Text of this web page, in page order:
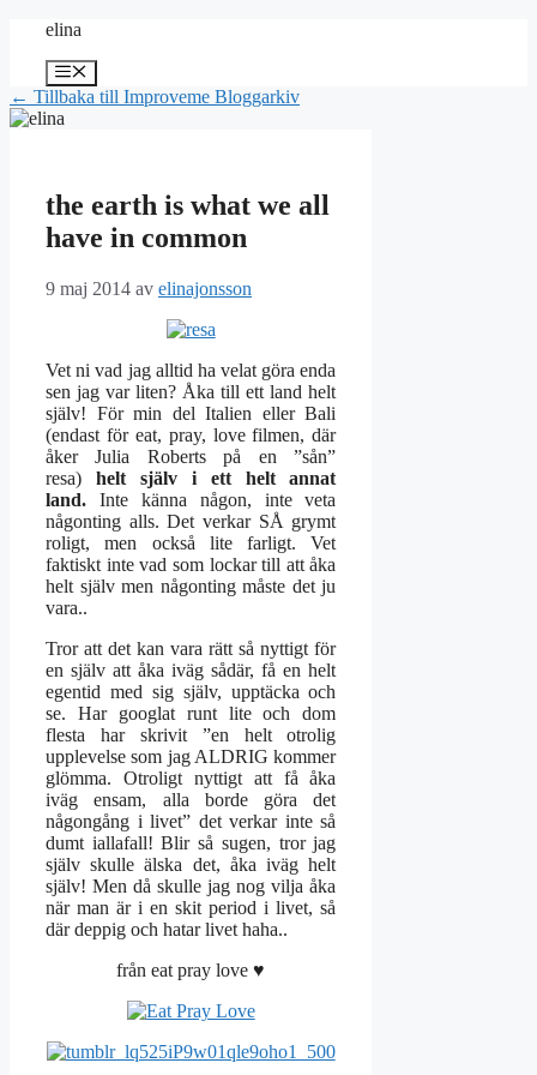
Hoppa
innehåll
elina
Meny
← Tillbaka till Improveme Bloggarkiv
the earth is what we all
have in common
9 maj 2014 av elinajonsson
Vet ni vad jag alltid ha velat göra enda
sen jag var liten? Åka till ett land helt
själv! För min del Italien eller Bali
(endast för eat, pray, love filmen, där
åker Julia Roberts på en ”sån”
resa) helt själv i ett helt annat
land. Inte känna någon, inte veta
någonting alls. Det verkar SÅ grymt
roligt, men också lite farligt. Vet
faktiskt inte vad som lockar till att åka
helt själv men någonting måste det ju
vara..
Tror att det kan vara rätt så nyttigt för
en själv att åka iväg sådär, få en helt
egentid med sig själv, upptäcka och
se. Har googlat runt lite och dom
flesta har skrivit ”en helt otrolig
upplevelse som jag ALDRIG kommer
glömma. Otroligt nyttigt att få åka
iväg ensam, alla borde göra det
någongång i livet” det verkar inte så
dumt iallafall! Blir så sugen, tror jag
själv skulle älska det, åka iväg helt
själv! Men då skulle jag nog vilja åka
när man är i en skit period i livet, så
där deppig och hatar livet haha..
från eat pray love ♥